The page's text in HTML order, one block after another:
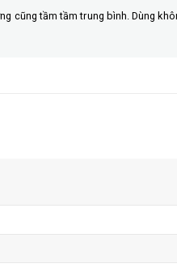
cũng tầm tầm trung bình. Dùng